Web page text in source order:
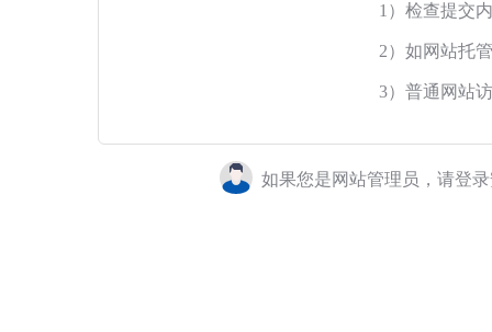
1）检查提交
2）如网站托
3）普通网站
如果您是网站管理员，请登